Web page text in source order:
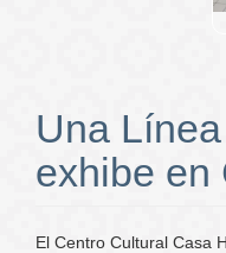
Una
exhibe en
El Centro Cultural Casa